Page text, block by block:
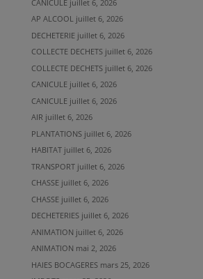
CANICULE juillet 6, 2026
AP ALCOOL juillet 6, 2026
DECHETERIE juillet 6, 2026
COLLECTE DECHETS juillet 6, 2026
COLLECTE DECHETS juillet 6, 2026
CANICULE juillet 6, 2026
CANICULE juillet 6, 2026
AIR juillet 6, 2026
PLANTATIONS juillet 6, 2026
HABITAT juillet 6, 2026
TRANSPORT juillet 6, 2026
CHASSE juillet 6, 2026
CHASSE juillet 6, 2026
DECHETERIES juillet 6, 2026
ANIMATION juillet 6, 2026
ANIMATION mai 2, 2026
HAIES BOCAGERES mars 25, 2026